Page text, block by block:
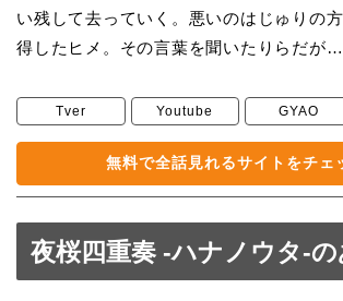
い残して去っていく。悪いのはじゅりの
得したヒメ。その言葉を聞いたりらだが…
Tver Youtube GYAO
無料で全話見れるサイトをチェ
夜桜四重奏 -ハナノウタ-